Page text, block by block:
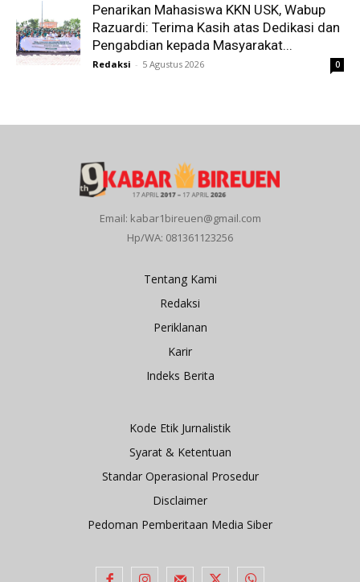
Penarikan Mahasiswa KKN USK, Wabup
Razuardi: Terima Kasih atas Dedikasi dan
Pengabdian kepada Masyarakat...
Redaksi - 5 Agustus 2026 0
Email: kabar1bireuen@gmail.com
Hp/WA: 081361123256
Tentang Kami
Redaksi
Periklanan
Karir
Indeks Berita
Kode Etik Jurnalistik
Syarat & Ketentuan
Standar Operasional Prosedur
Disclaimer
Pedoman Pemberitaan Media Siber